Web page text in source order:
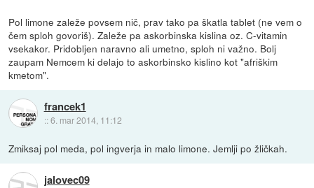
Pol limone zaleže povsem nič, prav tako pa škatla tablet (ne vem o
čem sploh govoriš). Zaleže pa askorbinska kislina oz. C-vitamin
vsekakor. Pridobljen naravno ali umetno, sploh ni važno. Bolj
zaupam Nemcem ki delajo to askorbinsko kislino kot "afriškim
kmetom".
francek1
::6. mar 2014, 11:12
Zmiksaj pol meda, pol ingverja in malo limone. Jemlji po žličkah.
jalovec09